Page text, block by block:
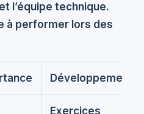
l’équipe technique.
à performer lors des
Développement
Exercices